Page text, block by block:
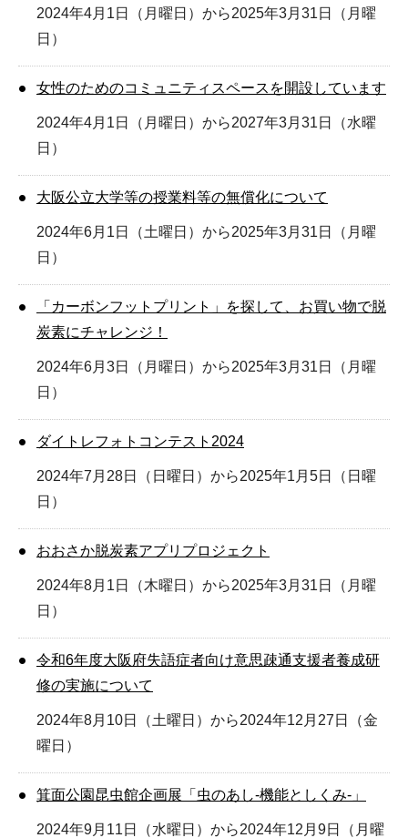
2024年4月1日（月曜日）から2025年3月31日（月曜
日）
女性のためのコミュニティスペースを開設しています
2024年4月1日（月曜日）から2027年3月31日（水曜
日）
大阪公立大学等の授業料等の無償化について
2024年6月1日（土曜日）から2025年3月31日（月曜
日）
「カーボンフットプリント」を探して、お買い物で脱
炭素にチャレンジ！
2024年6月3日（月曜日）から2025年3月31日（月曜
日）
ダイトレフォトコンテスト2024
2024年7月28日（日曜日）から2025年1月5日（日曜
日）
おおさか脱炭素アプリプロジェクト
2024年8月1日（木曜日）から2025年3月31日（月曜
日）
令和6年度大阪府失語症者向け意思疎通支援者養成研
修の実施について
2024年8月10日（土曜日）から2024年12月27日（金
曜日）
箕面公園昆虫館企画展「虫のあし-機能としくみ-」
2024年9月11日（水曜日）から2024年12月9日（月曜